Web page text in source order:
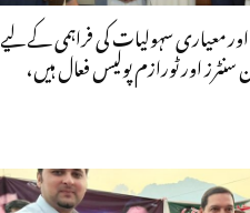
معیاری سہولیات کی فراہمی کے لیے
اور ٹورازم پولیس فعال ہیں،